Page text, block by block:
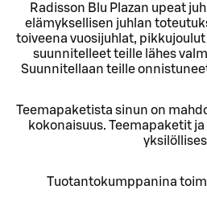
Radisson Blu Plazan upeat
elämyksellisen juhlan
toiveena vuosijuhlat,
suunnitelleet teille lähes
Suunnitellaan teille
Teemapaketista sinun on
kokonaisuus. Teemapaketit
Tuotantokumppanina